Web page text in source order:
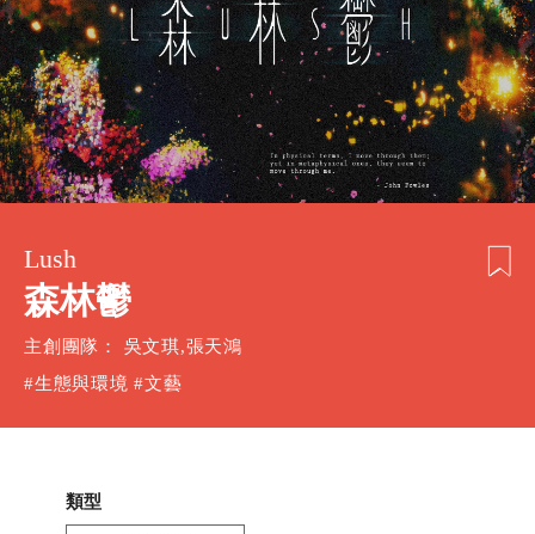
Lush
森林鬱
主創團隊： 吳文琪,張天鴻
#生態與環境 #文藝
類型